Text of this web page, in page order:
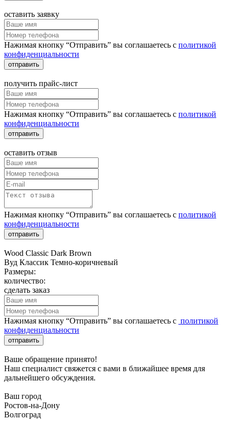
оставить заявку
Нажимая кнопку “Отправить” вы соглашаетесь с политикой
конфиденциальности
отправить
получить прайс-лист
Нажимая кнопку “Отправить” вы соглашаетесь с политикой
конфиденциальности
отправить
оставить отзыв
Нажимая кнопку “Отправить” вы соглашаетесь с политикой
конфиденциальности
отправить
Wood Classic Dark Brown
Вуд Классик Темно-коричневый
Размеры:
количество:
сделать заказ
Нажимая кнопку “Отправить” вы соглашаетесь с политикой
конфиденциальности
отправить
Ваше обращение принято!
Наш специалист свяжется с вами в ближайшее время для
дальнейшего обсуждения.
Ваш город
Ростов-на-Дону
Волгоград